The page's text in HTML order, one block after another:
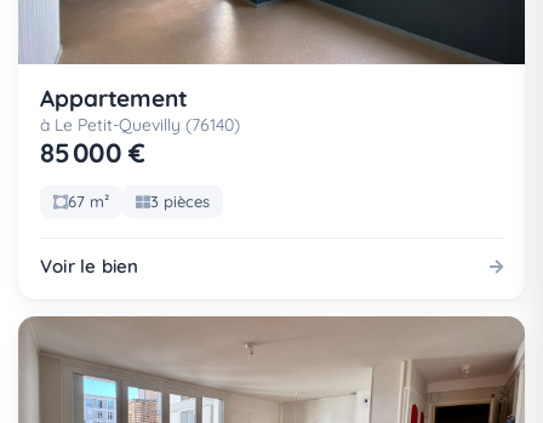
Appartement
à Le Petit-Quevilly (76140)
85 000 €
67 m² 3 pièces
Voir le bien